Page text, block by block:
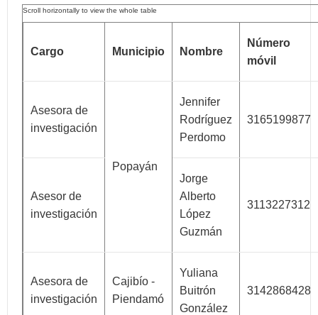
Cargo Municipio Nombre
Número
móvil
Asesora de
investigación
Popayán
Jennifer
Rodríguez
Perdomo
3165199877
Asesor de
investigación
Jorge
Alberto
López
Guzmán
3113227312
Asesora de
investigación
Cajibío -
Piendamó
Yuliana
Buitrón
González
3142868428